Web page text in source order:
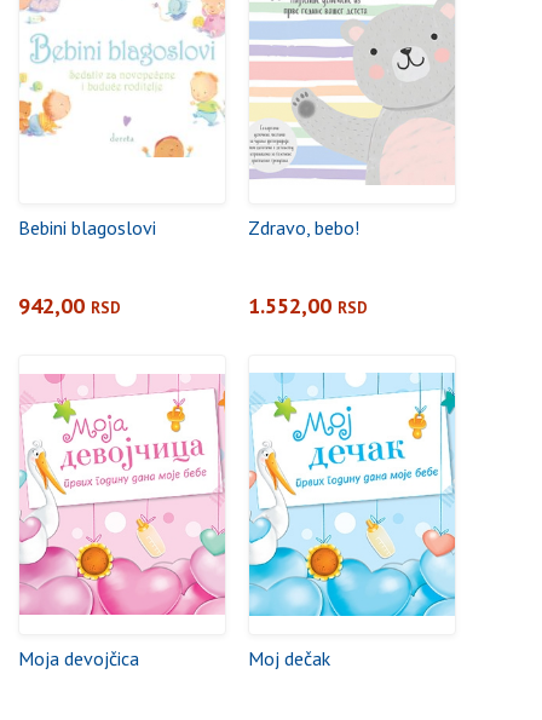
Bebini blagoslovi
942,00 RSD
Zdravo, bebo!
1.552,00 RSD
Moja devojčica Moj dečak